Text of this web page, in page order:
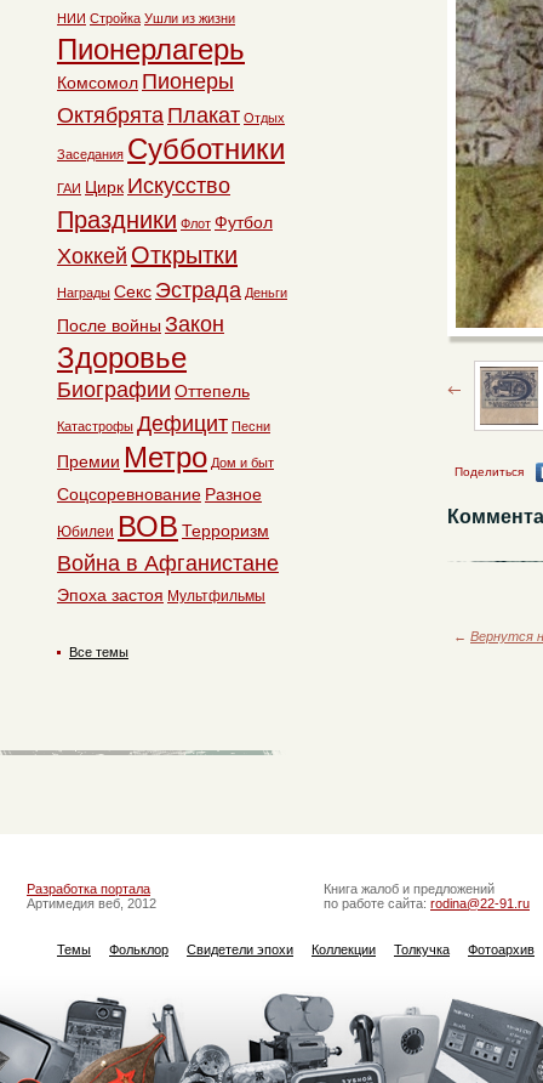
Поделиться
← Вернутся
НИИ Стройка Ушли из жизни
Пионерлагерь
Комсомол Пионеры
Октябрята Плакат Отдых
Заседания Субботники
ГАИ Цирк Искусство
Праздники Флот Футбол
Хоккей Открытки
Награды Секс Эстрада Деньги
После войны Закон
Здоровье
Биографии Оттепель
Катастрофы Дефицит Песни
Премии Метро Дом и быт
Соцсоревнование Разное
Юбилеи ВОВ Терроризм
Война в Афганистане
Эпоха застоя Мультфильмы
Все темы
Разработка портала
Артимедия веб, 2012
Книга жалоб и предложений
по работе сайта: rodina@22-91.ru
Темы Фольклор Свидетели эпохи Коллекции Толкучка Фотоархив